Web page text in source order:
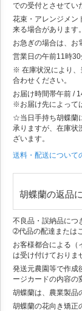
での受付とさせてい
花束・アレンジメン
来る場合があります。
お急ぎの場合は、お
営業日の午前11時30
※ 在庫状況により、
合わせください。
お届け時間帯午前 /
※お届け先によって
☆当日手持ち胡蝶蘭
承りますが、在庫状
ざいます。
送料・配送について
胡蝶蘭の返品
不良品・誤納品につ
➁代品の配達または
お客様都合による（
は受け付けておりま
発送元農園等で作成
ージカードの内容の
胡蝶蘭は、農業製品
胡蝶蘭の花向き矯正